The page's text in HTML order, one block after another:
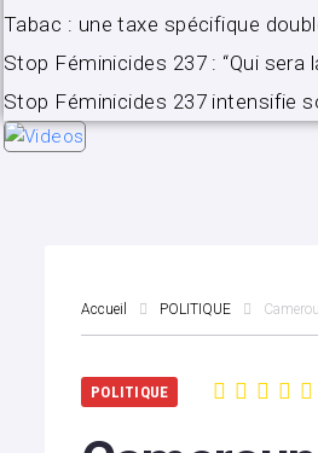
Tabac : une taxe spécifique
Stop Féminicides 237 : “Qui sera
Stop Féminicides 237 intensifie
Accueil POLITIQUE
POLITIQUE